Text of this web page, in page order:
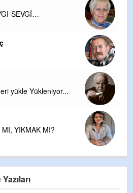
SEVGİ…
yükle Yükleniyor...
YIKMAK MI?